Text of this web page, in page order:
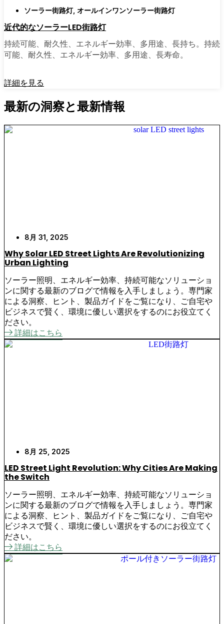
ソーラー街路灯, オールインワンソーラー街路灯
近代的なソーラーLED街路灯
持続可能、耐久性、エネルギー効率、多用途、長持ち。持続
可能、耐久性、エネルギー効率、多用途、長寿命。
詳細を見る
最新の洞察と最新情報
8月 31, 2025
Why Solar LED Street Lights Are Revolutionizing
Urban Lighting
ソーラー照明、エネルギー効率、持続可能なソリューショ
ンに関する最新のブログで情報を入手しましょう。専門家
による洞察、ヒント、製品ガイドをご覧になり、ご自宅や
ビジネスで賢く、環境に優しい選択をするのにお役立てく
ださい。
詳細はこちら
8月 25, 2025
LED Street Light Revolution: Why Cities Are Making
the Switch
ソーラー照明、エネルギー効率、持続可能なソリューショ
ンに関する最新のブログで情報を入手しましょう。専門家
による洞察、ヒント、製品ガイドをご覧になり、ご自宅や
ビジネスで賢く、環境に優しい選択をするのにお役立てく
ださい。
詳細はこちら